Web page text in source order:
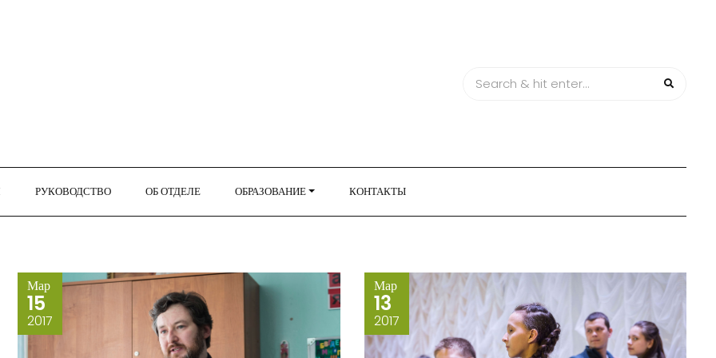
РУКОВОДСТВО ОБ ОТДЕЛЕ ОБРАЗОВАНИЕ КОНТАКТЫ
Мар
15
2017
Мар
13
2017